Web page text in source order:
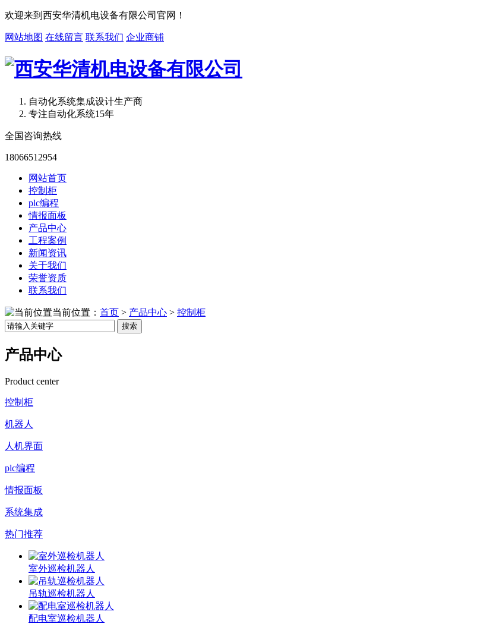
欢迎来到西安华清机电设备有限公司官网！
网站地图 在线留言 联系我们 企业商铺
自动化系统集成设计生产商
专注自动化系统15年
全国咨询热线
18066512954
网站首页
控制柜
plc编程
情报面板
产品中心
工程案例
新闻资讯
关于我们
荣誉资质
联系我们
当前位置： 首页 > 产品中心 > 控制柜
搜索
产品中心
Product center
控制柜
机器人
人机界面
plc编程
情报面板
系统集成
热门推荐
室外巡检机器人
吊轨巡检机器人
配电室巡检机器人